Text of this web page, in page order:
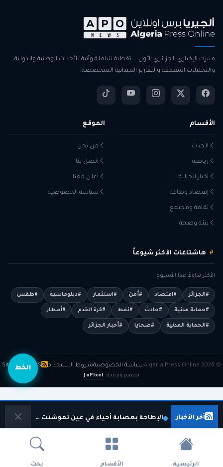
آخر الأخبار الإطاحة بعصابة أحياء في عين تموشنت وتوقيف 11 شخصا
الخط
منبرك الإخباري الجزائري الأول — تغطية شاملة وآنية للأحداث الوطنية والدولية،
والتحليلات المعمقة والتقارير الميدانية المتخصصة.
الأقسام
الحدث
رياضة
أخبار الجالية
إقتصاد وطاقة
ثقافة ومجتمع
بيئة وصحة
الموقع
من نحن
اتصل بنا
أعلن معنا
سياسة الخصوصية
هاشتاغات الأكثر شيوعاً
الأكثر تداولاً هذا الأسبوع
#الجزائر #اقتصاد #أمن #استثمار #دبلوماسية #طقس
#حماية مدنية #حادث #نفط #كرة القدم #أمطار
#الحماية المدنية #ضحايا #أخبار الجزائر
© 2026 Algeria Press Online سياسة الخصوصيةشروط الاستخدام RSS
Sitemap
تصميم وبرمجة JoPixel
الرئيسية الأقسام بحث